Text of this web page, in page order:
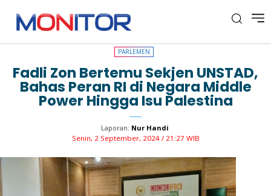
PARLEMEN
PARLEMEN
Fadli Zon Bertemu Sekjen UNSTAD,
Bahas Peran RI di Negara Middle
Power Hingga Isu Palestina
Laporan: Nur Handi
Senin, 2 September, 2024 / 21:27 WIB